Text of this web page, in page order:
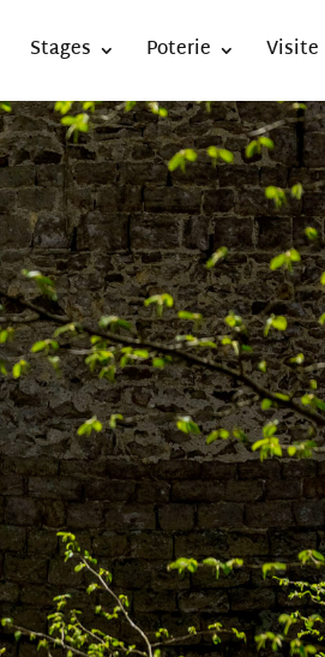
Stages Poterie Visite